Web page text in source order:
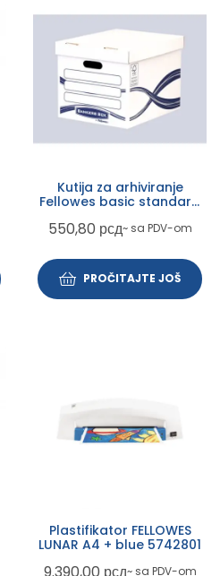
Kutija za arhiviranje
Fellowes basic standard
550,80 рсд~ sa PDV-om
PROČITAJTE JOŠ
Plastifikator FELLOWES
LUNAR A4 + blue 5742801
9.390,00 рсд~ sa PDV-om